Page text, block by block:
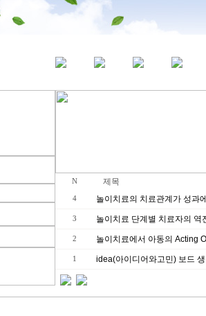
N 제목
4 놀이치료의 치료관계가 성과
3 놀이치료 단계별 치료자의 역
2 놀이치료에서 아동의 Acting
1 idea(아이디어와고민) 보드